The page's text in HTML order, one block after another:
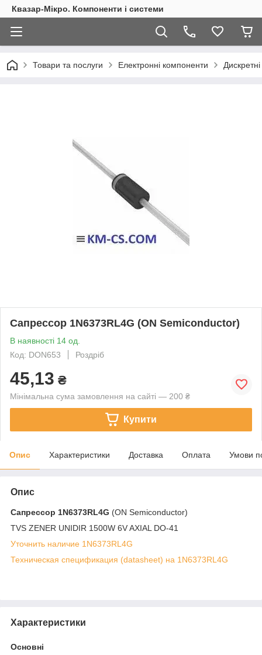
Квазар-Мікро. Компоненти і системи
Товари та послуги Електронні компоненти
Сапрессор 1N6373RL4G (ON Semiconductor)
В наявності 14 од.
Код: DON653
Роздріб
45,13 ₴
Мінімальна сума замовлення на сайті — 200 ₴
Купити
Опис Характеристики Доставка Оплата Умови
Опис
Сапрессор 1N6373RL4G (ON Semiconductor)
TVS ZENER UNIDIR 1500W 6V AXIAL DO-41
Уточнить наличие 1N6373RL4G
Техническая спецификация (datasheet) на 1N6373RL4G
Характеристики
Основні